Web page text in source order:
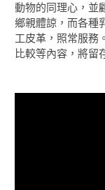
動物的同理心，並
鄉親體諒，而各種
工皮革，照常服務
比較等內容，將